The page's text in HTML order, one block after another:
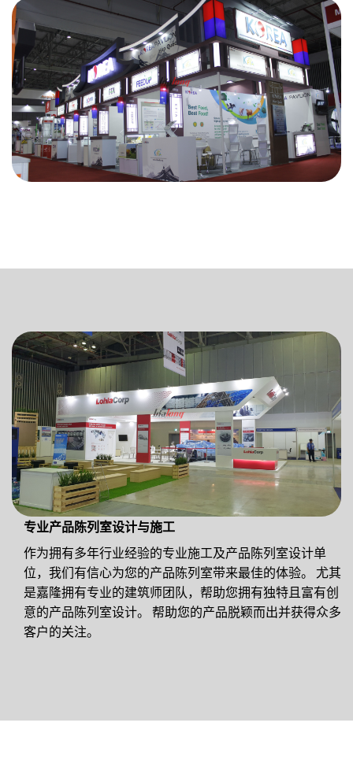
专业产品陈列室设计与施工
作为拥有多年行业经验的专业施工及产品陈列室设计单
位，我们有信心为您的产品陈列室带来最佳的体验。 尤其
是嘉隆拥有专业的建筑师团队，帮助您拥有独特且富有创
意的产品陈列室设计。 帮助您的产品脱颖而出并获得众多
客户的关注。